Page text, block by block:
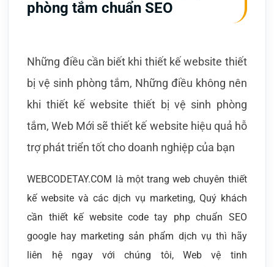
phòng tắm chuẩn SEO
Những điều cần biết khi thiết kế website thiết
bị vệ sinh phòng tắm, Những điều không nên
khi thiết kế website thiết bị vệ sinh phòng
tắm, Web Mới sẽ thiết kế website hiệu quả hỗ
trợ phát triển tốt cho doanh nghiệp của bạn
WEBCODETAY.COM là một trang web chuyên thiết
kế website và các dịch vụ marketing, Quý khách
cần thiết kế website code tay php chuẩn SEO
google hay marketing sản phẩm dịch vụ thì hãy
liên hệ ngay với chúng tôi, Web vệ tinh